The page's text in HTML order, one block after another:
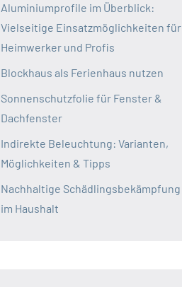
Aluminiumprofile im Überblick:
Vielseitige Einsatzmöglichkeiten für
Heimwerker und Profis
Blockhaus als Ferienhaus nutzen
Sonnenschutzfolie für Fenster &
Dachfenster
Indirekte Beleuchtung: Varianten,
Möglichkeiten & Tipps
Nachhaltige Schädlingsbekämpfung
im Haushalt